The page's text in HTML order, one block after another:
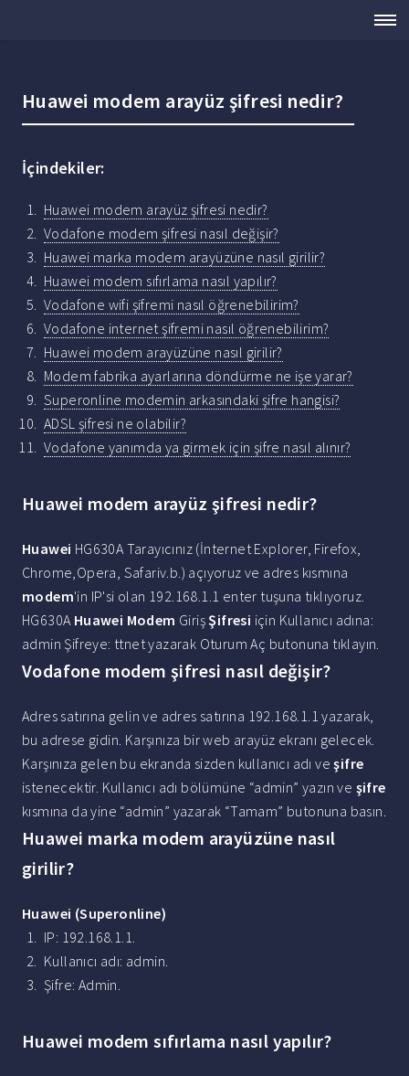
Huawei modem arayüz şifresi nedir?
İçindekiler:
Huawei modem arayüz şifresi nedir?
Vodafone modem şifresi nasıl değişir?
Huawei marka modem arayüzüne nasıl girilir?
Huawei modem sıfırlama nasıl yapılır?
Vodafone wifi şifremi nasıl öğrenebilirim?
Vodafone internet şifremi nasıl öğrenebilirim?
Huawei modem arayüzüne nasıl girilir?
Modem fabrika ayarlarına döndürme ne işe yarar?
Superonline modemin arkasındaki şifre hangisi?
ADSL şifresi ne olabilir?
Vodafone yanımda ya girmek için şifre nasıl alınır?
Huawei modem arayüz şifresi nedir?
Huawei HG630A Tarayıcınız (İnternet Explorer, Firefox,
Chrome,Opera, Safariv.b.) açıyoruz ve adres kısmına
modem'in IP'si olan 192.168.1.1 enter tuşuna tıklıyoruz.
HG630A Huawei Modem GirişŞifresi için Kullanıcı adına:
admin Şifreye: ttnet yazarak Oturum Aç butonuna tıklayın.
Vodafone modem şifresi nasıl değişir?
Adres satırına gelin ve adres satırına 192.168.1.1 yazarak,
bu adrese gidin. Karşınıza bir web arayüz ekranı gelecek.
Karşınıza gelen bu ekranda sizden kullanıcı adı veşifre
istenecektir. Kullanıcı adı bölümüne “admin” yazın ve şifre
kısmına da yine “admin” yazarak “Tamam” butonuna basın.
Huawei marka modem arayüzüne nasıl
girilir?
Huawei (Superonline)
IP: 192.168.1.1.
Kullanıcı adı: admin.
Şifre: Admin.
Huawei modem sıfırlama nasıl yapılır?